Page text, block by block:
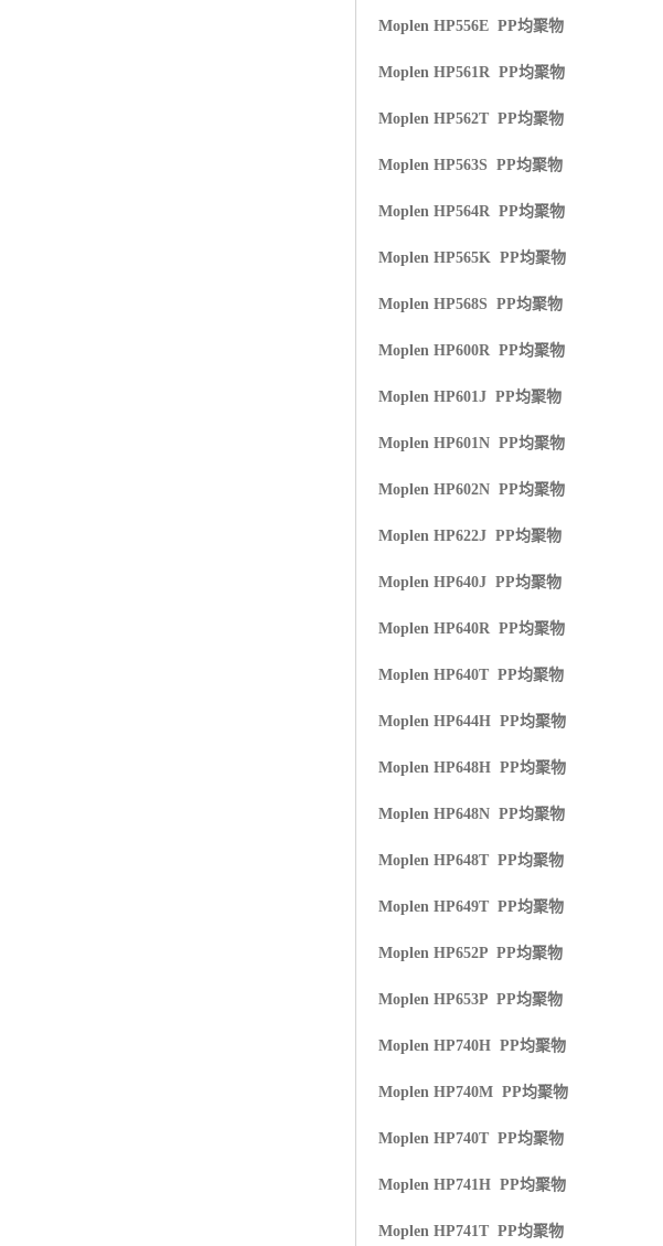
Moplen HP556E PP均聚物
Moplen HP561R PP均聚物
Moplen HP562T PP均聚物
Moplen HP563S PP均聚物
Moplen HP564R PP均聚物
Moplen HP565K PP均聚物
Moplen HP568S PP均聚物
Moplen HP600R PP均聚物
Moplen HP601J PP均聚物
Moplen HP601N PP均聚物
Moplen HP602N PP均聚物
Moplen HP622J PP均聚物
Moplen HP640J PP均聚物
Moplen HP640R PP均聚物
Moplen HP640T PP均聚物
Moplen HP644H PP均聚物
Moplen HP648H PP均聚物
Moplen HP648N PP均聚物
Moplen HP648T PP均聚物
Moplen HP649T PP均聚物
Moplen HP652P PP均聚物
Moplen HP653P PP均聚物
Moplen HP740H PP均聚物
Moplen HP740M PP均聚物
Moplen HP740T PP均聚物
Moplen HP741H PP均聚物
Moplen HP741T PP均聚物